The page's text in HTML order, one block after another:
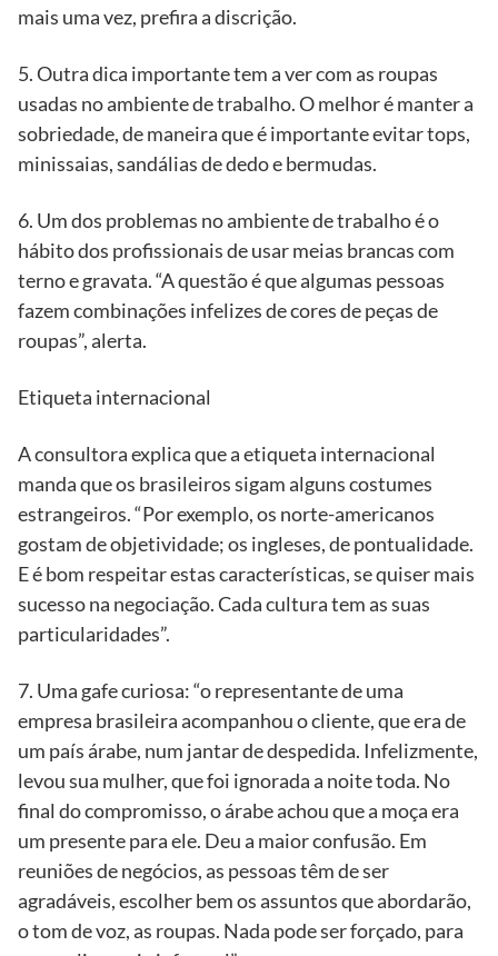
mais uma vez, prefira a discrição.
5. Outra dica importante tem a ver com as roupas
usadas no ambiente de trabalho. O melhor é manter a
sobriedade, de maneira que é importante evitar tops,
minissaias, sandálias de dedo e bermudas.
6. Um dos problemas no ambiente de trabalho é o
hábito dos profissionais de usar meias brancas com
terno e gravata. “A questão é que algumas pessoas
fazem combinações infelizes de cores de peças de
roupas”, alerta.
Etiqueta internacional
A consultora explica que a etiqueta internacional
manda que os brasileiros sigam alguns costumes
estrangeiros. “Por exemplo, os norte-americanos
gostam de objetividade; os ingleses, de pontualidade.
E é bom respeitar estas características, se quiser mais
sucesso na negociação. Cada cultura tem as suas
particularidades”.
7. Uma gafe curiosa: “o representante de uma
empresa brasileira acompanhou o cliente, que era de
um país árabe, num jantar de despedida. Infelizmente,
levou sua mulher, que foi ignorada a noite toda. No
final do compromisso, o árabe achou que a moça era
um presente para ele. Deu a maior confusão. Em
reuniões de negócios, as pessoas têm de ser
agradáveis, escolher bem os assuntos que abordarão,
o tom de voz, as roupas. Nada pode ser forçado, para